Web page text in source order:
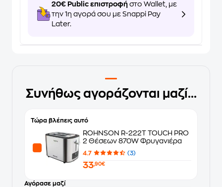
20€ Public επιστροφή στο Wallet, με
την 1η αγορά σου με Snappi Pay
Later.
Συνήθως αγοράζονται μαζί...
Τώρα βλέπεις αυτό
ROHNSON R-222T TOUCH PRO
2 Θέσεων 870W Φρυγανιέρα
4.7 (3)
33,90€
Αγόρασε μαζί